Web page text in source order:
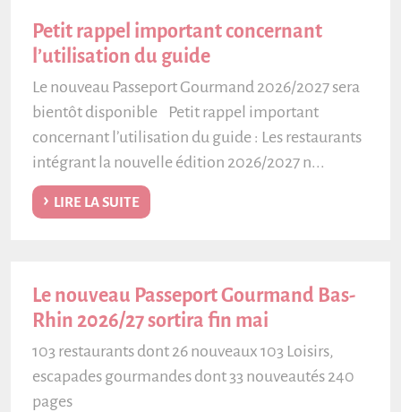
Petit rappel important concernant
l’utilisation du guide
Le nouveau Passeport Gourmand 2026/2027 sera
bientôt disponible Petit rappel important
concernant l’utilisation du guide : Les restaurants
intégrant la nouvelle édition 2026/2027 n...
LIRE LA SUITE
Le nouveau Passeport Gourmand Bas-
Rhin 2026/27 sortira fin mai
103 restaurants dont 26 nouveaux 103 Loisirs,
escapades gourmandes dont 33 nouveautés 240
pages